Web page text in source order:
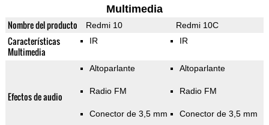
Multimedia
Nombre del producto Redmi 10 Redmi 10C
Características
Multimedia
IR IR
Efectos de audio
Altoparlante
Radio FM
Conector de 3,5 mm
Altoparlante
Radio FM
Conector de 3,5 mm